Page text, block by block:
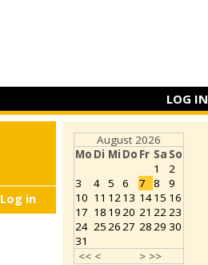
LOG IN
Log in
August 2026
Mo Di Mi Do Fr Sa So
<< < > >>
1
2
3
4 5 6 7 8
9
10 11 1213 1415 16
17 18 1920 21 2223
24 252627 2829 30
31